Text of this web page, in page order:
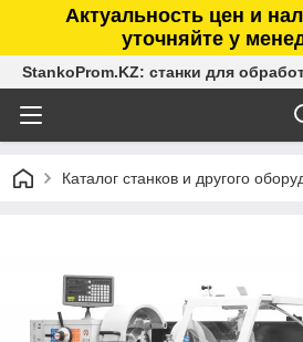
Актуальность цен и
уточняйте у
StankoProm.KZ: станки для
Каталог станков и другого